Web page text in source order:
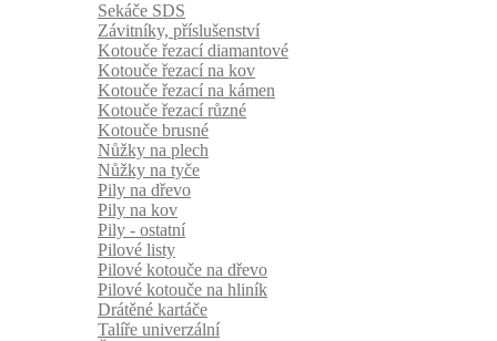
Sekáče SDS
Závitníky, příslušenství
Kotouče řezací diamantové
Kotouče řezací na kov
Kotouče řezací na kámen
Kotouče řezací různé
Kotouče brusné
Nůžky na plech
Nůžky na tyče
Pily na dřevo
Pily na kov
Pily - ostatní
Pilové listy
Pilové kotouče na dřevo
Pilové kotouče na hliník
Drátěné kartáče
Talíře univerzální